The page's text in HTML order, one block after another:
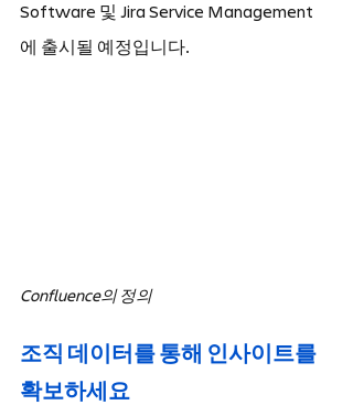
Software 및 Jira Service Management
에 출시될 예정입니다.
Confluence의 정의
조직 데이터를 통해 인사이트를
확보하세요